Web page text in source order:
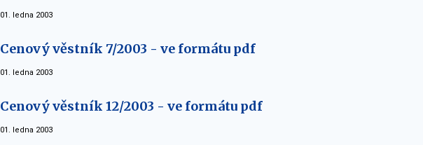
01. ledna 2003
Cenový věstník 7/2003 - ve formátu pdf
01. ledna 2003
Cenový věstník 12/2003 - ve formátu pdf
01. ledna 2003